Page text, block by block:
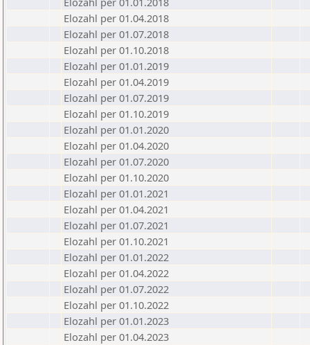
Elozahl per 01.04.2018
Elozahl per 01.07.2018
Elozahl per 01.10.2018
Elozahl per 01.01.2019
Elozahl per 01.04.2019
Elozahl per 01.07.2019
Elozahl per 01.10.2019
Elozahl per 01.01.2020
Elozahl per 01.04.2020
Elozahl per 01.07.2020
Elozahl per 01.10.2020
Elozahl per 01.01.2021
Elozahl per 01.04.2021
Elozahl per 01.07.2021
Elozahl per 01.10.2021
Elozahl per 01.01.2022
Elozahl per 01.04.2022
Elozahl per 01.07.2022
Elozahl per 01.10.2022
Elozahl per 01.01.2023
Elozahl per 01.04.2023